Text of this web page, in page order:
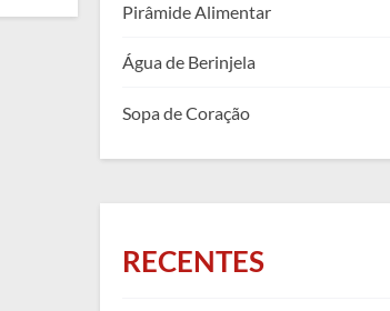
Pirâmide Alimentar
Água de Berinjela
Sopa de Coração
RECENTES